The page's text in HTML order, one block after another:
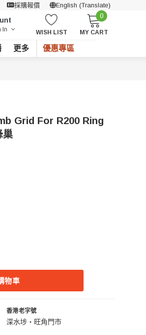
採購報價 English (Translate)
In WISH LIST
0
MY CART
更多 優惠專區
Grid For R200 Ring
巢
GRID FOR R200 RING FLASH
HONEYCOMB GRID FOR R200
物車
香港老字號
深水埗・旺角門市